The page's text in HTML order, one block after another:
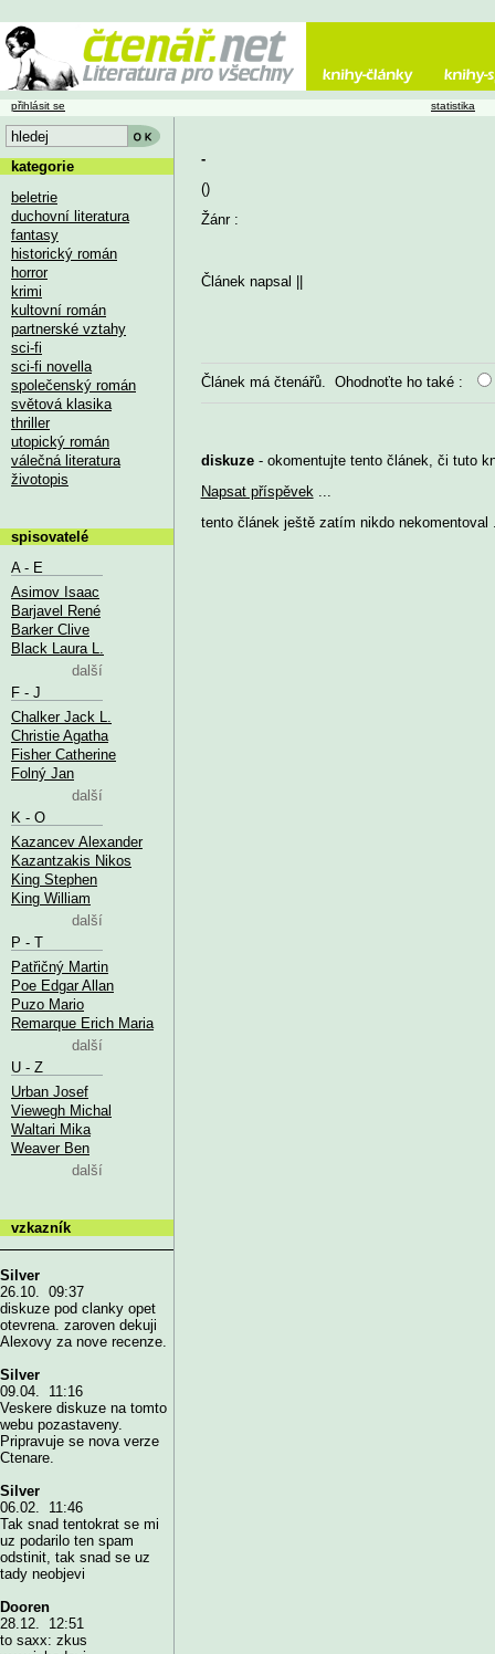
-
()
Žánr :
Článek napsal
Článek má čtenářů. Ohodnoťte ho také :
diskuze- okomentujte tento článek, či tuto
Napsat příspěvek
tento článek ještě zatím nikdo nekomentoval
přihlásit se statistika
kategorie
beletrie
duchovní literatura
fantasy
historický román
horror
krimi
kultovní román
partnerské vztahy
sci-fi
sci-fi novella
společenský román
světová klasika
thriller
utopický román
válečná literatura
životopis
spisovatelé
A - E
Asimov Isaac
Barjavel René
Barker Clive
Black Laura L.
další
F - J
Chalker Jack L.
Christie Agatha
Fisher Catherine
Folný Jan
další
K - O
Kazancev Alexander
Kazantzakis Nikos
King Stephen
King William
další
P - T
Patřičný Martin
Poe Edgar Allan
Puzo Mario
Remarque Erich Maria
další
U - Z
Urban Josef
Viewegh Michal
Waltari Mika
Weaver Ben
další
vzkazník
Silver
26.10. 09:37
diskuze pod clanky opet
otevrena. zaroven dekuji
Alexovy za nove recenze.
Silver
09.04. 11:16
Veskere diskuze na tomto
webu pozastaveny.
Pripravuje se nova verze
Ctenare.
Silver
06.02. 11:46
Tak snad tentokrat se mi
uz podarilo ten spam
odstinit, tak snad se uz
tady neobjevi
Dooren
28.12. 12:51
to saxx: zkus